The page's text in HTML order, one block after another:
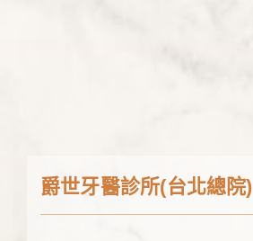
爵世牙醫診所(台北總院)